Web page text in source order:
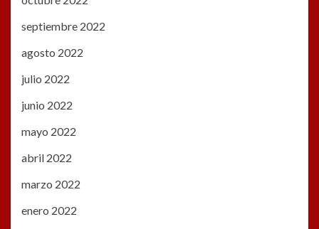
septiembre 2022
agosto 2022
julio 2022
junio 2022
mayo 2022
abril 2022
marzo 2022
enero 2022